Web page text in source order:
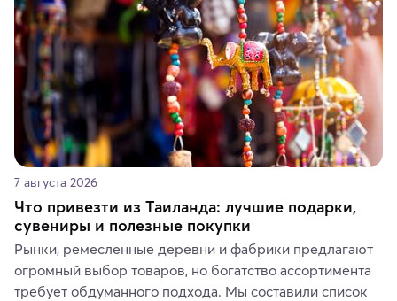
7 августа 2026
Что привезти из Таиланда: лучшие подарки,
сувениры и полезные покупки
Рынки, ремесленные деревни и фабрики предлагают
огромный выбор товаров, но богатство ассортимента
требует обдуманного подхода. Мы составили список